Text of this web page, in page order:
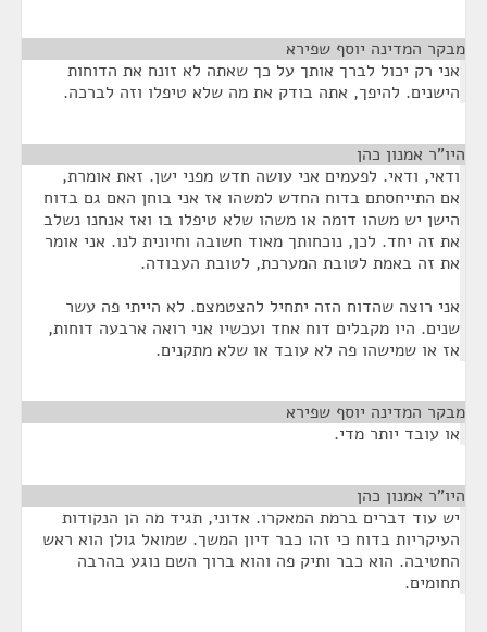
מבקר המדינה יוסף שפירא
אני רק יכול לברך אותך על כך שאתה לא זונח את הדוחות
הישנים. להיפך, אתה בודק את מה שלא טיפלו וזה לברכה.
היו"ר אמנון כהן
ודאי, ודאי. לפעמים אני עושה חדש מפני ישן. זאת אומרת,
אם התייחסתם בדוח החדש למשהו אז אני בוחן האם גם בדוח
הישן יש משהו דומה או משהו שלא טיפלו בו ואז אנחנו נשלב
את זה יחד. לכן, נוכחותך מאוד חשובה וחיונית לנו. אני אומר
את זה באמת לטובת המערכת, לטובת העבודה.
אני רוצה שהדוח הזה יתחיל להצטמצם. לא הייתי פה עשר
שנים. היו מקבלים דוח אחד ועכשיו אני רואה ארבעה דוחות,
אז או שמישהו פה לא עובד או שלא מתקנים.
מבקר המדינה יוסף שפירא
או עובד יותר מדי.
היו"ר אמנון כהן
יש עוד דברים ברמת המאקרו. אדוני, תגיד מה הן הנקודות
העיקריות בדוח כי זהו כבר דיון המשך. שמואל גולן הוא ראש
החטיבה. הוא כבר ותיק פה והוא ברוך השם נוגע בהרבה
תחומים.